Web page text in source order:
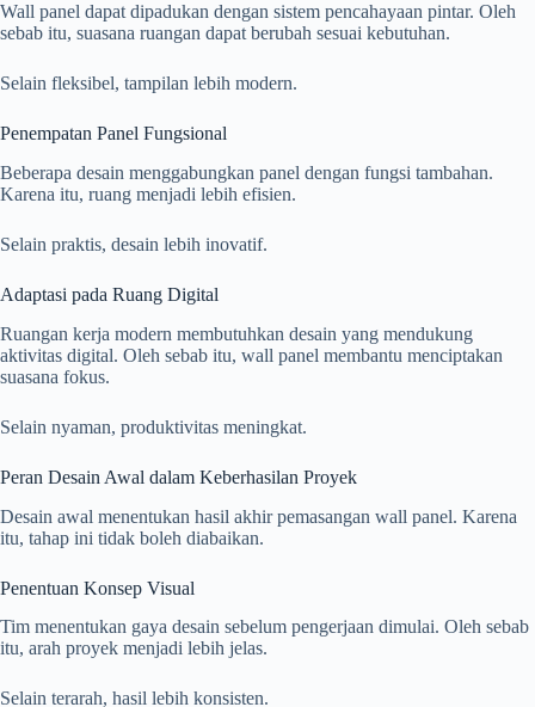
Wall panel dapat dipadukan dengan sistem pencahayaan pintar. Oleh
sebab itu, suasana ruangan dapat berubah sesuai kebutuhan.
Selain fleksibel, tampilan lebih modern.
Penempatan Panel Fungsional
Beberapa desain menggabungkan panel dengan fungsi tambahan.
Karena itu, ruang menjadi lebih efisien.
Selain praktis, desain lebih inovatif.
Adaptasi pada Ruang Digital
Ruangan kerja modern membutuhkan desain yang mendukung
aktivitas digital. Oleh sebab itu, wall panel membantu menciptakan
suasana fokus.
Selain nyaman, produktivitas meningkat.
Peran Desain Awal dalam Keberhasilan Proyek
Desain awal menentukan hasil akhir pemasangan wall panel. Karena
itu, tahap ini tidak boleh diabaikan.
Penentuan Konsep Visual
Tim menentukan gaya desain sebelum pengerjaan dimulai. Oleh sebab
itu, arah proyek menjadi lebih jelas.
Selain terarah, hasil lebih konsisten.